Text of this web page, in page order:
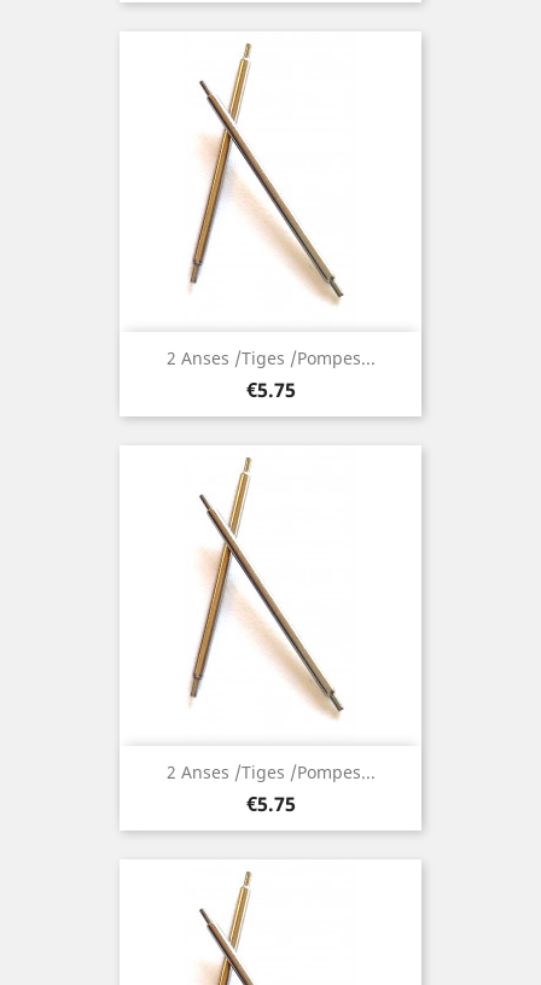
2 Anses /Tiges /Pompes...
Price
€5.75
2 Anses /Tiges /Pompes...
Price
€5.75